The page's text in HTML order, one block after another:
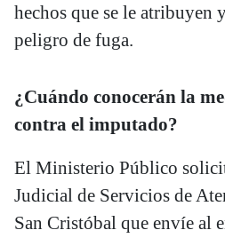
hechos que se le atribuyen
peligro de fuga.
¿Cuándo conocerán la
contra el imputado?
El Ministerio Público
Judicial de Servicios de
San Cristóbal que envíe al